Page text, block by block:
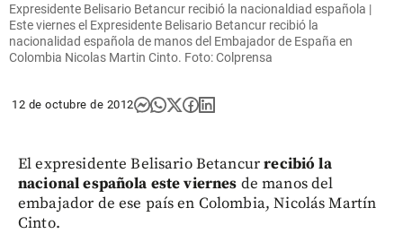
Expresidente Belisario Betancur recibió la nacionaldiad española |
Este viernes el Expresidente Belisario Betancur recibió la
nacionalidad española de manos del Embajador de España en
Colombia Nicolas Martin Cinto. Foto: Colprensa
12 de octubre de 2012
El expresidente Belisario Betancurrecibió la
nacional española este viernes de manos del
embajador de ese país en Colombia, Nicolás Martín
Cinto.